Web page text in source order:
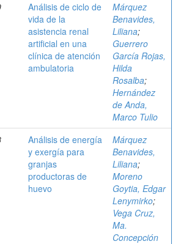
Análisis de ciclo de
vida de la
asistencia renal
artificial en una
clínica de atención
ambulatoria
Márquez
Benavides,
Liliana;
Guerrero
García Rojas,
Hilda
Rosalba;
Hernández
de Anda,
Marco Tulio
Análisis de energía
y exergía para
granjas
productoras de
huevo
Márquez
Benavides,
Liliana;
Moreno
Goytia, Edgar
Lenymirko;
Vega Cruz,
Ma.
Concepción